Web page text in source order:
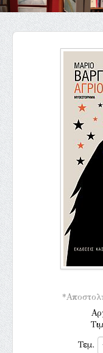
Επικοινωνία
Τεμ.